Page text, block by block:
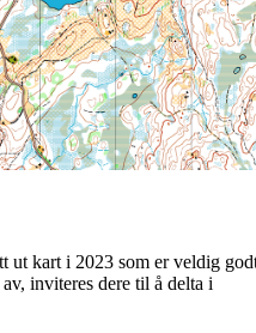
ut kart i 2023 som er veldig
inviteres dere til å delta i